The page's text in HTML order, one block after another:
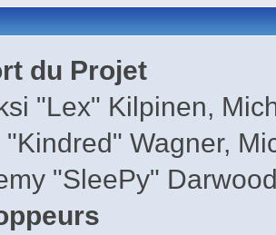
du Projet
"Lex" Kilpinen,
"Kindred" Wagner,
"SleePy"